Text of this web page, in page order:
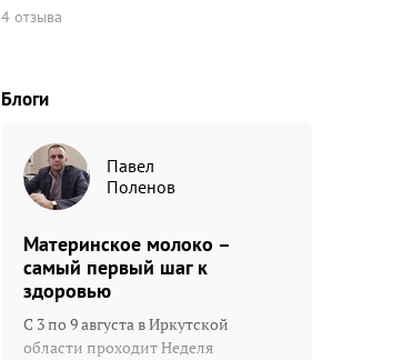
4 отзыва
Блоги
Павел
Поленов
Материнское молоко –
самый первый шаг к
здоровью
С 3 по 9 августа в Иркутской
области проходит Неделя